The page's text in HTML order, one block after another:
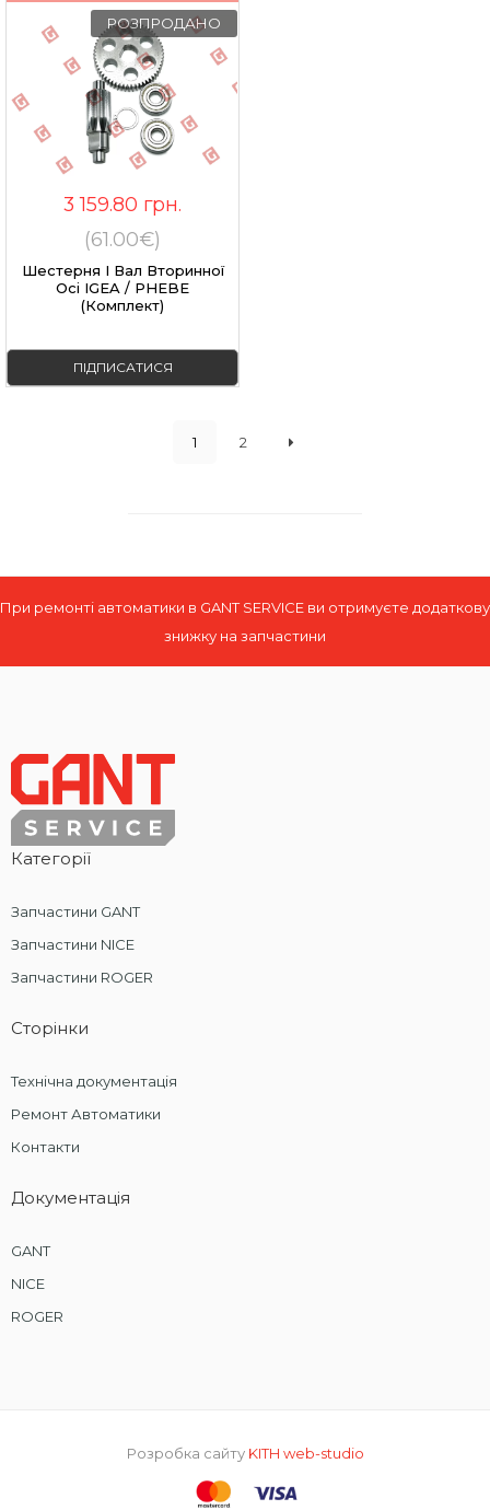
РОЗПРОДАНО
3 159.80 грн.
(61.00€)
Шестерня І Вал Вторинної
Осі IGEA / PHEBE
(комплект)
ПІДПИСАТИСЯ
1 2
При ремонті автоматики в GANT SERVICE ви отримуєте додаткову
знижку на запчастини
Категорії
Запчастини GANT
Запчастини NICE
Запчастини ROGER
Сторінки
Технічна документація
Ремонт Автоматики
Контакти
Документація
GANT
NICE
ROGER
Розробка сайту KITH web-studio